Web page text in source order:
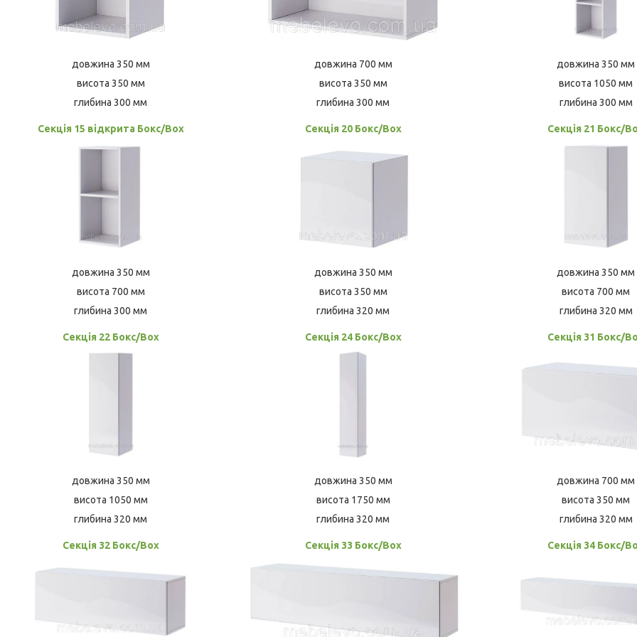
довжина 350 мм
висота 350 мм
глибина 300 мм
довжина 700 мм
висота 350 мм
глибина 300 мм
довжина 350 мм
висота 1050 мм
глибина 300 мм
Секція 15 відкрита Бокс/Box Секція 20 Бокс/Box Секція 21 Бокс/
довжина 350 мм
висота 700 мм
глибина 300 мм
довжина 350 мм
висота 350 мм
глибина 320 мм
довжина 350 мм
висота 700 мм
глибина 320 мм
Секція 22 Бокс/Box Секція 24 Бокс/Box Секція 31 Бокс/
довжина 350 мм
висота 1050 мм
глибина 320 мм
довжина 350 мм
висота 1750 мм
глибина 320 мм
довжина 700 мм
висота 350 мм
глибина 320 мм
Секція 32 Бокс/Box Секція 33 Бокс/Box Секція 34 Бокс/